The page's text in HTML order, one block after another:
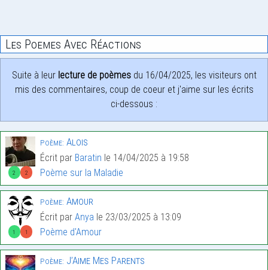
Les Poemes Avec Réactions
Suite à leur lecture de poèmesdu 16/04/2025, les visiteurs ont
mis des commentaires, coup de coeur et j'aime sur les écrits
ci-dessous :
2 2
Poème: Alois
Écrit par Baratin le 14/04/2025 à 19:58
Poème sur la Maladie
1 1
Poème: Amour
Écrit par Anya le 23/03/2025 à 13:09
Poème d'Amour
Poème: J’Aime Mes Parents